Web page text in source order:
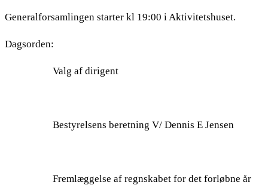
Generalforsamlingen starter kl 19:00 i Aktivitetshuset.
Dagsorden:
Valg af dirigent
Bestyrelsens beretning V/ Dennis E Jensen
Fremlæggelse af regnskabet for det forløbne år